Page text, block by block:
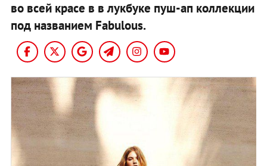
во всей красе в в лукбуке пуш-ап коллекции
под названием Fabulous.